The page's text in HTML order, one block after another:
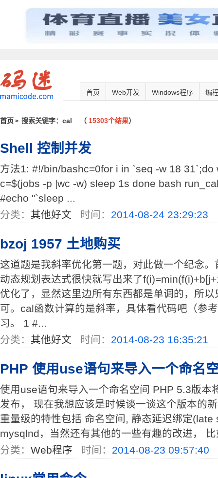
首页 Web开发 Windows程序 编
首页 > 搜索关键字：cal （ 15303个结果）
Shell 控制并发
方法1: #!/bin/bashc=0for i in `seq -w 18
c=$(jobs -p |wc -w) sleep 1s done bash
#echo "`sleep ...
分类： 其他好文 时间： 2014-08-24 23:29:23
bzoj 1957 土地购买
这道题是我斜率优化第一题，对此做一个纪念
动态规划表达式很快就写出来了
优化了，显然这里边所有东西都是单调的，所
可。cal函数计算的是斜率，具体看代码吧（参
习。 1 #...
分类： 其他好文 时间： 2014-08-23 16:35:21
PHP 使用use语句来导入一个命名
使用use语句来导入一个命名空间 PHP 5.3版本
发布， 现在我想应该是时候谈一谈这个版本的
重量级的特性包括 命名空间, 静态延迟绑定
mysqlnd，当然还有其他的一些有趣的改进，
分类： Web程序 时间： 2014-08-23 09:57:40